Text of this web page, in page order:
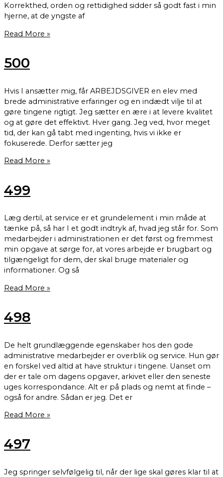
Korrekthed, orden og rettidighed sidder så godt fast i min
hjerne, at de yngste af
Read More »
500
Hvis I ansætter mig, får ARBEJDSGIVER en elev med
brede administrative erfaringer og en indædt vilje til at
gøre tingene rigtigt. Jeg sætter en ære i at levere kvalitet
og at gøre det effektivt. Hver gang. Jeg ved, hvor meget
tid, der kan gå tabt med ingenting, hvis vi ikke er
fokuserede. Derfor sætter jeg
Read More »
499
Læg dertil, at service er et grundelement i min måde at
tænke på, så har I et godt indtryk af, hvad jeg står for. Som
medarbejder i administrationen er det først og fremmest
min opgave at sørge for, at vores arbejde er brugbart og
tilgængeligt for dem, der skal bruge materialer og
informationer. Og så
Read More »
498
De helt grundlæggende egenskaber hos den gode
administrative medarbejder er overblik og service. Hun gør
en forskel ved altid at have struktur i tingene. Uanset om
der er tale om dagens opgaver, arkivet eller den seneste
uges korrespondance. Alt er på plads og nemt at finde –
også for andre. Sådan er jeg. Det er
Read More »
497
Jeg springer selvfølgelig til, når der lige skal gøres klar til at